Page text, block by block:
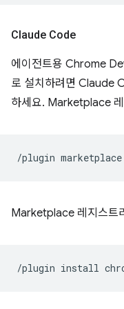
Claude Code
에이전트용 Chrome
로 설치하려면 Claude
하세요. Marketplace
/plugin marketplace
Marketplace 레지스트
/plugin install